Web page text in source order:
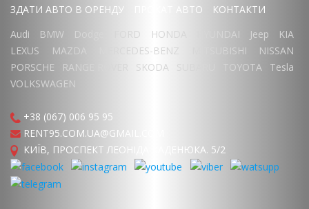
ЗДАТИ АВТО В ОРЕНДУ
ПРОКАТ АВТО
КОНТАКТИ
Audi
BMW Dodge FORD HONDA HYUNDAI Jeep
KIA
LEXUS
MAZDA MERCEDES-BENZ MITSUBISHI
NISSAN
PORSCHE
RANGE ROVER SKODA TOYOTA
Tesla
VOLKSWAGEN
+38 (067) 006 95 95
RENT95.COM.UA@GMAIL.COM
КИЇВ, ПРОСПЕКТ ЛЕОНІДА КАДЕНЮКА. 5/2